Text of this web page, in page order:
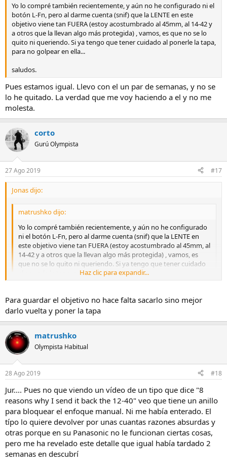
Yo lo compré también recientemente, y aún no he configurado ni el
botón L-Fn, pero al darme cuenta (snif) que la LENTE en este
objetivo viene tan FUERA (estoy acostumbrado al 45mm, al 14-42 y
a otros que la llevan algo más protegida) , vamos, es que no se lo
quito ni queriendo. Si ya tengo que tener cuidado al ponerle la tapa,
para no golpear en ella...
saludos.
Pues estamos igual. Llevo con el un par de semanas, y no se
lo he quitado. La verdad que me voy haciendo a el y no me
molesta.
corto
Gurú Olympista
27 Ago 2019 #17
Jonas dijo:
matrushko dijo:
Yo lo compré también recientemente, y aún no he configurado
ni el botón L-Fn, pero al darme cuenta (snif) que la LENTE en
este objetivo viene tan FUERA (estoy acostumbrado al 45mm, al
14-42 y a otros que la llevan algo más protegida) , vamos, es
que no se lo quito ni queriendo. Si ya tengo que tener cuidado
al ponerle la tapa, para no golpear en ella...
Pues estamos igual. Llevo con el un par de semanas, y no se lo he
quitado. La verdad que me voy haciendo a el y no me molesta.
Haz clic para expandir...
Para guardar el objetivo no hace falta sacarlo sino mejor
darlo vuelta y poner la tapa
matrushko
Olympista Habitual
28 Ago 2019 #18
Jur.... Pues no que viendo un vídeo de un tipo que dice "8
reasons why I send it back the 12-40" veo que tiene un anillo
para bloquear el enfoque manual. Ni me había enterado. El
típo lo quiere devolver por unas cuantas razones absurdas y
otras porque en su Panasonic no le funcionan ciertas cosas,
pero me ha revelado este detalle que igual había tardado 2
semanas en descubrí